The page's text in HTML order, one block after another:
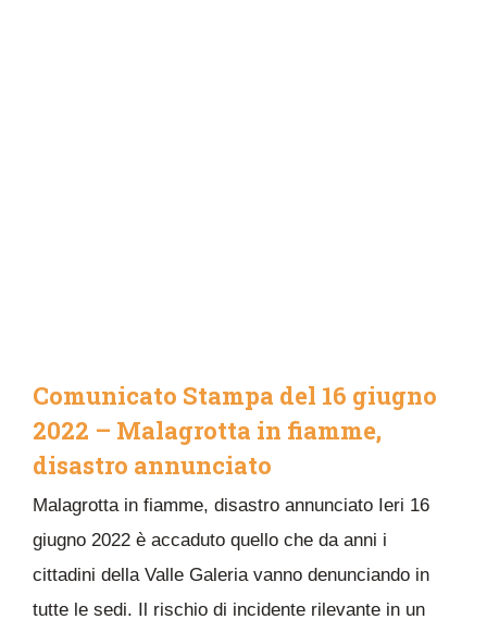
Comunicato Stampa del 16 giugno
2022 – Malagrotta in fiamme,
disastro annunciato
Malagrotta in fiamme, disastro annunciato Ieri 16
giugno 2022 è accaduto quello che da anni i
cittadini della Valle Galeria vanno denunciando in
tutte le sedi. Il rischio di incidente rilevante in un